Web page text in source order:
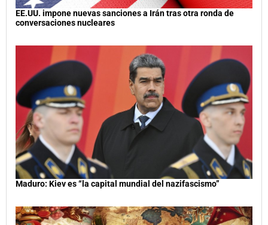
EE.UU. impone nuevas sanciones a Irán tras otra ronda de
conversaciones nucleares
Maduro: Kiev es “la capital mundial del nazifascismo”